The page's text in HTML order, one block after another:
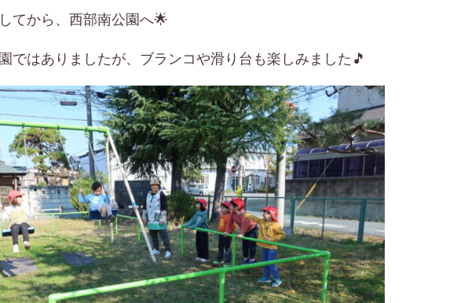
てから、西部南公園へ🌟
ではありましたが、ブランコや滑り台も楽しみました🎵